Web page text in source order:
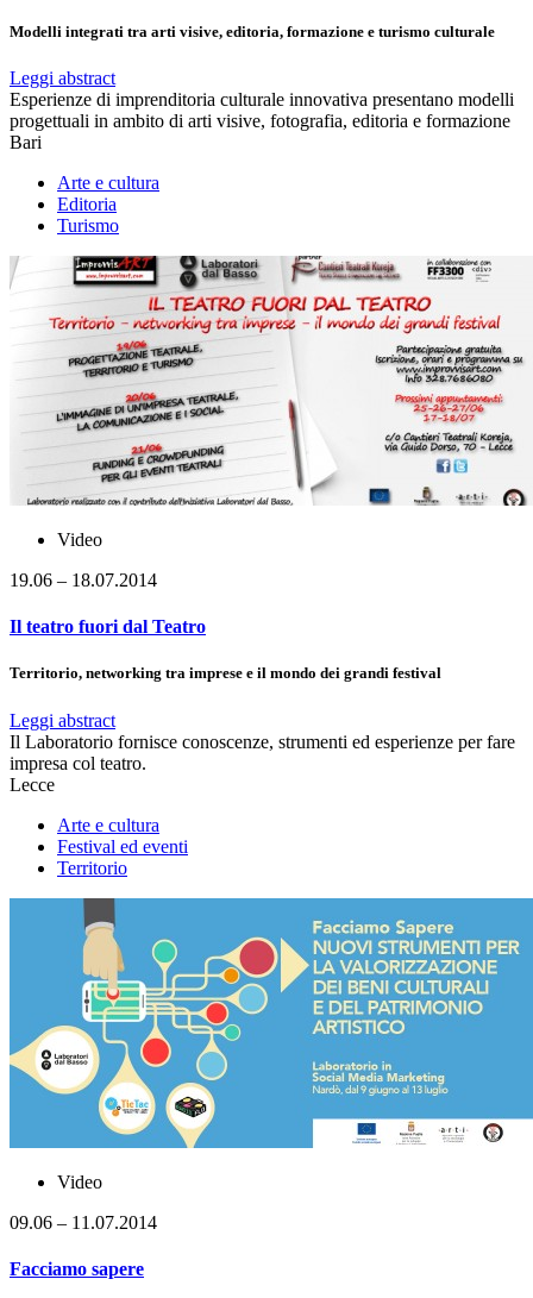
Modelli integrati tra arti visive, editoria, formazione e turismo culturale
Leggi abstract
Esperienze di imprenditoria culturale innovativa presentano modelli
progettuali in ambito di arti visive, fotografia, editoria e formazione
Bari
Arte e cultura
Editoria
Turismo
Video
19.06 – 18.07.2014
Il teatro fuori dal Teatro
Territorio, networking tra imprese e il mondo dei grandi festival
Leggi abstract
Il Laboratorio fornisce conoscenze, strumenti ed esperienze per fare
impresa col teatro.
Lecce
Arte e cultura
Festival ed eventi
Territorio
Video
09.06 – 11.07.2014
Facciamo sapere